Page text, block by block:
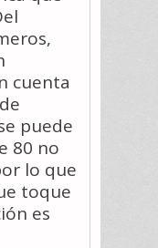
cuenta
puede
80 no
lo que
toque
es